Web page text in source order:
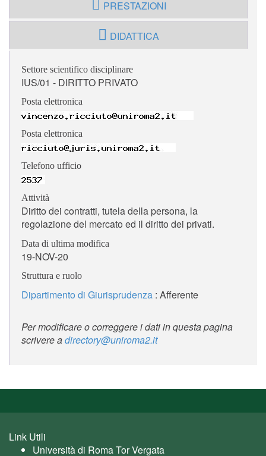
PRESTAZIONI
DIDATTICA
Settore scientifico disciplinare
IUS/01 - DIRITTO PRIVATO
Posta elettronica
Posta elettronica
Telefono ufficio
Attività
Diritto dei contratti, tutela della persona, la
regolazione del mercato ed il diritto dei privati.
Data di ultima modifica
19-NOV-20
Struttura e ruolo
Dipartimento di Giurisprudenza : Afferente
Per modificare o correggere i dati in questa pagina
scrivere adirectory@uniroma2.it
Link Utili
Università di Roma Tor Vergata